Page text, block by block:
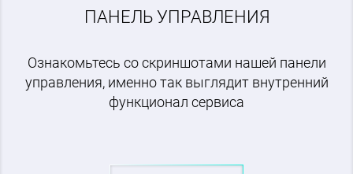
ПАНЕЛЬ УПРАВЛЕНИЯ
Ознакомьтесь со скриншотами нашей панели
управления, именно так выглядит внутренний
функционал сервиса